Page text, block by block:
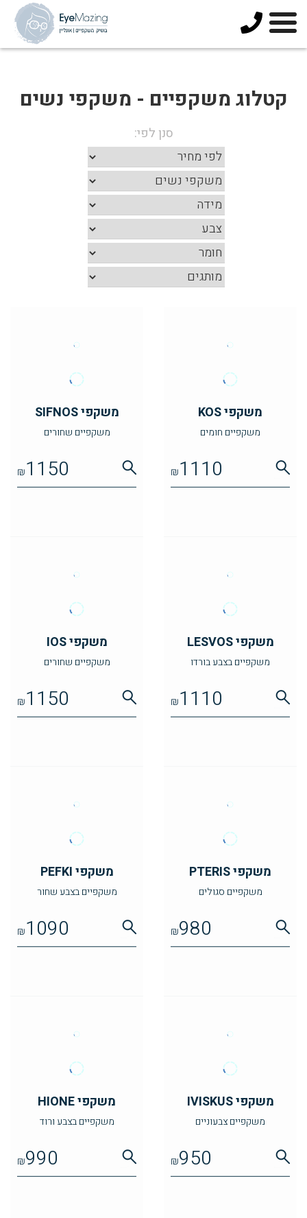
3744678
קטלוג משקפיים - משקפי נשים
סנן לפי:
משקפי KOS
משקפיים חומים
₪1110
משקפי SIFNOS
משקפיים שחורים
₪1150
משקפי LESVOS
משקפיים בצבע בורדו
₪1110
משקפי IOS
משקפיים שחורים
₪1150
משקפי PTERIS
משקפיים סגולים
₪980
משקפי PEFKI
משקפיים בצבע שחור
₪1090
משקפי IVISKUS
משקפיים צבעוניים
₪950
משקפי HIONE
משקפיים בצבע ורוד
₪990